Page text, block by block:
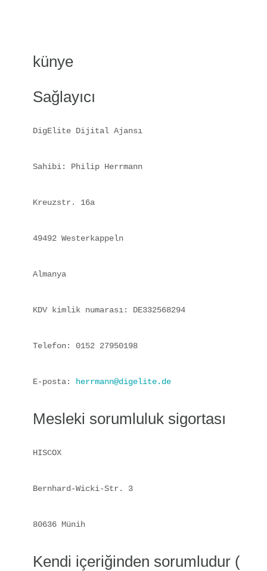
künye
Sağlayıcı
DigElite Dijital Ajansı
Sahibi: Philip Herrmann
Kreuzstr. 16a
49492 Westerkappeln
Almanya
KDV kimlik numarası: DE332568294
Telefon: 0152 27950198
E-posta: herrmann@digelite.de
Mesleki sorumluluk sigortası
HISCOX
Bernhard-Wicki-Str. 3
80636 Münih
Kendi içeriğinden sorumludur (§